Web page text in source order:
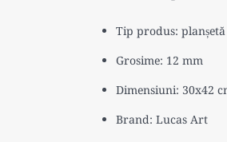
România
Tip produs: planșetă
Grosime: 12 mm
Dimensiuni: 30x42
Brand: Lucas Art